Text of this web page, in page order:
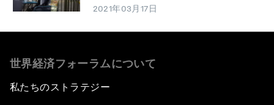
2021年03月17日
世界経済フォーラムについて
私たちのストラテジー